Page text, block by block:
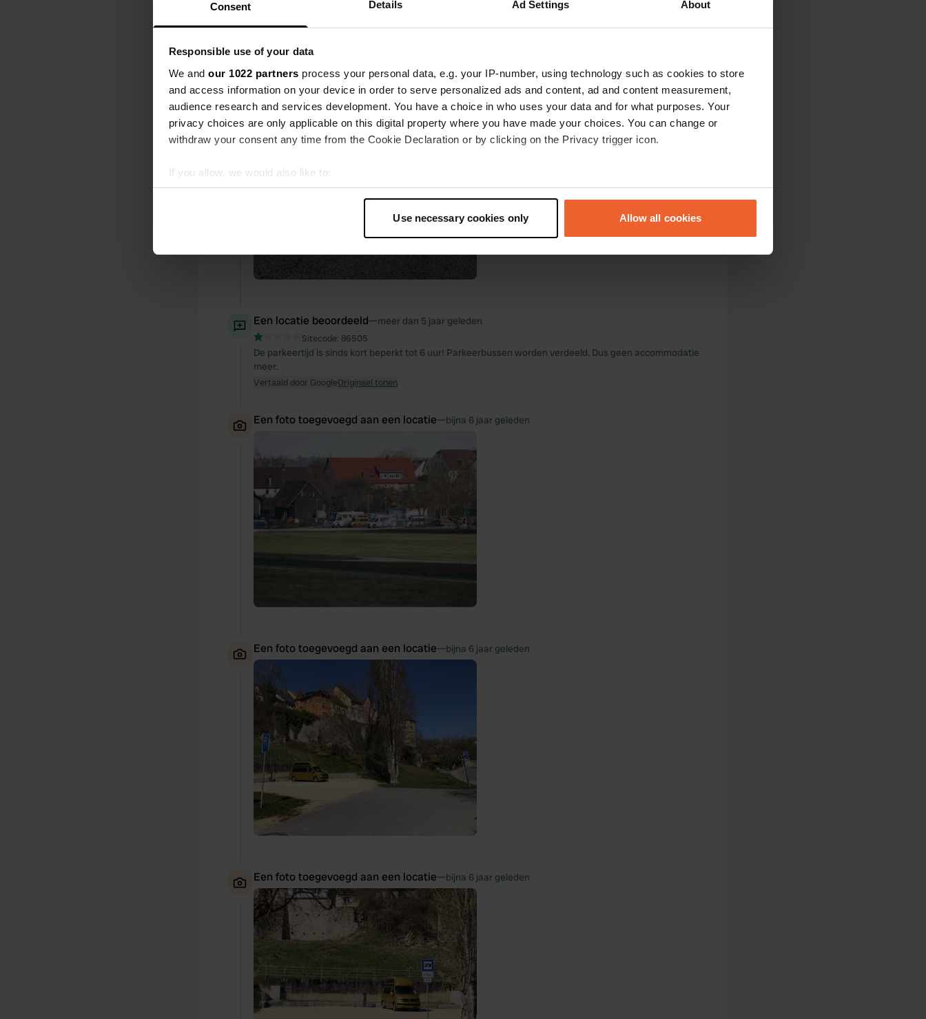
Consent Details Ad Settings About
Responsible use of your data
We and our 1022 partners process your personal data, e.g. your IP-number, using technology such as cookies to store
and access information on your device in order to serve personalized ads and content, ad and content measurement,
audience research and services development. You have a choice in who uses your data and for what purposes. Your
privacy choices are only applicable on this digital property where you have made your choices. You can change or
withdraw your consent any time from the Cookie Declaration or by clicking on the Privacy trigger icon.
If you allow, we would also like to:
Collect information about your geographical location which can be accurate to within several meters
Find out more about how your personal data is processed and set your preferences in the
We use cookies to personalise content and ads, to provide social media features and to analyse our traffic. We also share
information about your use of our site with our social media, advertising and analytics partners who may combine it with
Use necessary cookies only Allow all cookies
Een foto toegevoegd aan een locatie —meer dan 4 jaar geleden
Een locatie beoordeeld—meer dan 5 jaar geleden
Sitecode: 86505
De parkeertijd is sinds kort beperkt tot 6 uur! Parkeerbussen worden verdeeld. Dus geen accommodatie
meer.
Vertaald door GoogleOrigineel tonen
Een foto toegevoegd aan een locatie—bijna 6 jaar geleden
Een foto toegevoegd aan een locatie—bijna 6 jaar geleden
Een foto toegevoegd aan een locatie—bijna 6 jaar geleden